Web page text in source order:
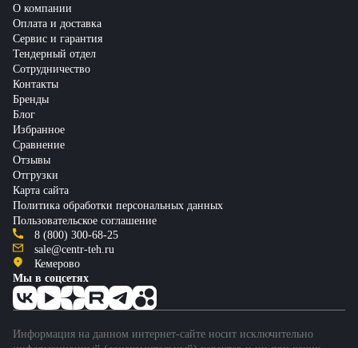
О компании
Оплата и доставка
Сервис и гарантия
Тендерный отдел
Сотрудничество
Контакты
Бренды
Блог
Избранное
Сравнение
Отзывы
Отгрузки
Карта сайта
Политика обработки персональных данных
Пользовательское соглашение
8 (800) 300-68-25
sale@centr-teh.ru
Кемерово
Мы в соцсетях
Информация на данном интернет-сайте носит исключительно